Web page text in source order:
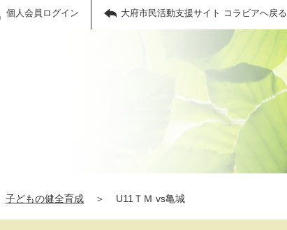
個人会員ログイン 大府市民活動支援サイト コラビアへ戻る
子どもの健全育成 ＞ U11ＴＭ vs亀城